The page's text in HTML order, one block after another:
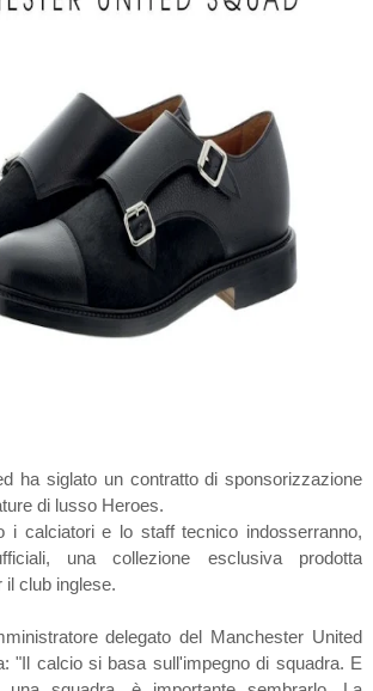
ha siglato un contratto di sponsorizzazione
di lusso Heroes.
i calciatori e lo staff tecnico indosserranno,
una collezione esclusiva prodotta
il club inglese.
delegato del Manchester United
"Il calcio si basa sull'impegno di squadra. E